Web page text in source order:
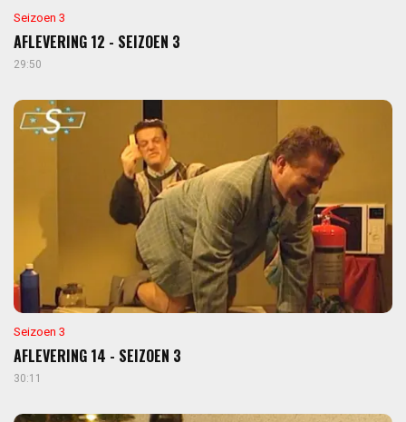
Seizoen 3
AFLEVERING 12 - SEIZOEN 3
29:50
Seizoen 3
AFLEVERING 14 - SEIZOEN 3
30:11